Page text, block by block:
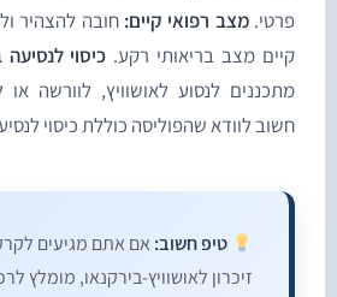
מצב רפואי קיים:חובה להצהיר ולדאוג
מצב בריאותי רקע. כיסוי לנסיעה ברכב
לנסוע לאושוויץ, לוורשה או
לוודא שהפוליסה כוללת כיסוי לנסיעה
טיפ חשוב:אם אתם מגיעים לקרקוב
זיכרון לאושוויץ-בירקנאו, מומלץ לרכוש